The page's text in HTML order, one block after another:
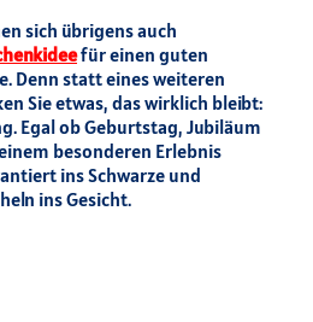
sich übrigens auch
für einen guten
Denn statt eines weiteren
Sie etwas, das wirklich bleibt:
Egal ob Geburtstag, Jubiläum
besonderen Erlebnis
ins Schwarze und
ins Gesicht.